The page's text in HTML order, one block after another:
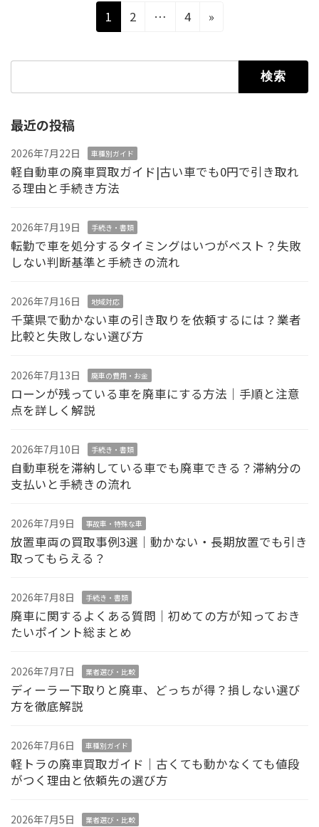
投稿のページ送り固定ページ
1 固定ページ
2 … 固定ページ
4 »
最近の投稿
2026年7月22日 車種別ガイド
軽自動車の廃車買取ガイド|古い車でも0円で引き取れ
る理由と手続き方法
2026年7月19日 手続き・書類
転勤で車を処分するタイミングはいつがベスト？失敗
しない判断基準と手続きの流れ
2026年7月16日 地域対応
千葉県で動かない車の引き取りを依頼するには？業者
比較と失敗しない選び方
2026年7月13日 廃車の費用・お金
ローンが残っている車を廃車にする方法｜手順と注意
点を詳しく解説
2026年7月10日 手続き・書類
自動車税を滞納している車でも廃車できる？滞納分の
支払いと手続きの流れ
2026年7月9日 事故車・特殊な車
放置車両の買取事例3選｜動かない・長期放置でも引き
取ってもらえる？
2026年7月8日 手続き・書類
廃車に関するよくある質問｜初めての方が知っておき
たいポイント総まとめ
2026年7月7日 業者選び・比較
ディーラー下取りと廃車、どっちが得？損しない選び
方を徹底解説
2026年7月6日 車種別ガイド
軽トラの廃車買取ガイド｜古くても動かなくても値段
がつく理由と依頼先の選び方
2026年7月5日 業者選び・比較